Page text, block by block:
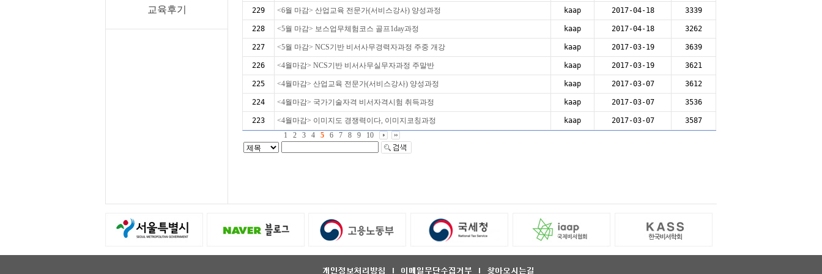
교육후기 229 <6월 마감> 산업교육 전문가(서비스강사) 양성과정 kaap 2017-04-18 3339
228 <5월 마감> 보스업무체험코스 골프1day과정 kaap 2017-04-18 3262
227 <5월 마감> NCS기반 비서사무경력자과정 주중 개강 kaap 2017-03-19 3639
226 <4월마감> NCS기반 비서사무실무자과정 주말반 kaap 2017-03-19 3621
225 <4월마감> 산업교육 전문가(서비스강사) 양성과정 kaap 2017-03-07 3612
224 <4월마감> 국가기술자격 비서자격시험 취득과정 kaap 2017-03-07 3536
223 <4월마감> 이미지도 경쟁력이다, 이미지코칭과정 kaap 2017-03-07
3587
1
2 3 4 5 6 7 8 9 10